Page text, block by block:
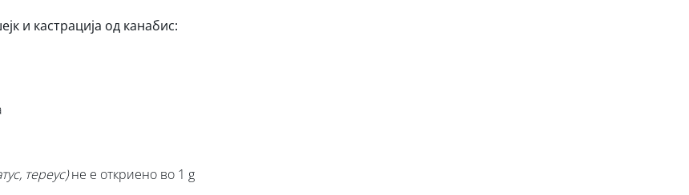
и кастрација од канабис:
тереус)не е откриено во 1 g